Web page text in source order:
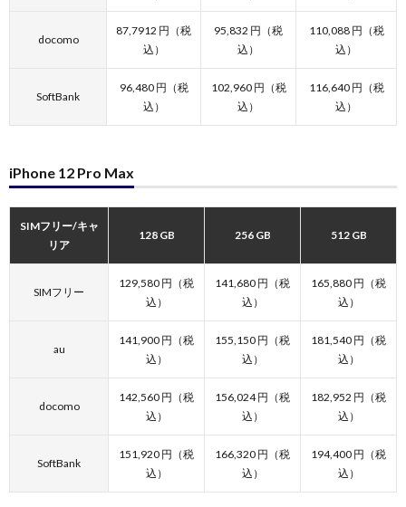
docomo
87,7912 円（税
込）
95,832 円（税
込）
110,088 円（税
込）
SoftBank
96,480 円（税
込）
102,960 円（税
込）
116,640 円（税
込）
iPhone 12 Pro Max
SIMフリー/キャ
リア
128 GB 256 GB 512 GB
SIMフリー
129,580 円（税
込）
141,680 円（税
込）
165,880 円（税
込）
au
141,900 円（税
込）
155,150 円（税
込）
181,540 円（税
込）
docomo
142,560 円（税
込）
156,024 円（税
込）
182,952 円（税
込）
SoftBank
151,920 円（税
込）
166,320 円（税
込）
194,400 円（税
込）